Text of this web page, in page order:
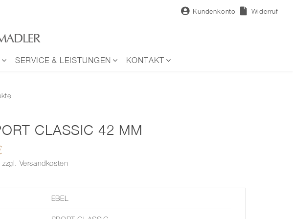
Kundenkonto Widerruf
SERVICE & LEISTUNGEN KONTAKT
CLASSIC 42 MM
zzgl. Versandkosten
EBEL